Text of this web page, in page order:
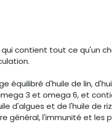
contient tout ce qu'un
équilibré d'huile de lin,
3 et omega 6, et
d'algues et de l'huile
général, l'immunité et